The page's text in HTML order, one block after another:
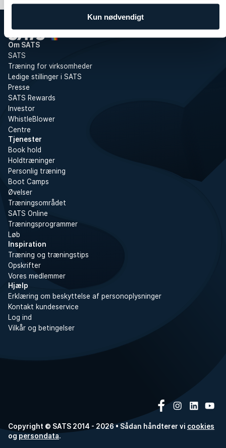
Kun nødvendigt
Om SATS
SATS
Træning for virksomheder
Ledige stillinger i SATS
Presse
SATS Rewards
Investor
WhistleBlower
Centre
Tjenester
Book hold
Holdtræninger
Personlig træning
Boot Camps
Øvelser
Træningsområdet
SATS Online
Træningsprogrammer
Løb
Inspiration
Træning og træningstips
Opskrifter
Vores medlemmer
Hjælp
Erklæring om beskyttelse af personoplysninger
Kontakt kundeservice
Log ind
Vilkår og betingelser
Copyright © SATS 2014 - 2026 • Sådan håndterer vi cookies
og persondata.